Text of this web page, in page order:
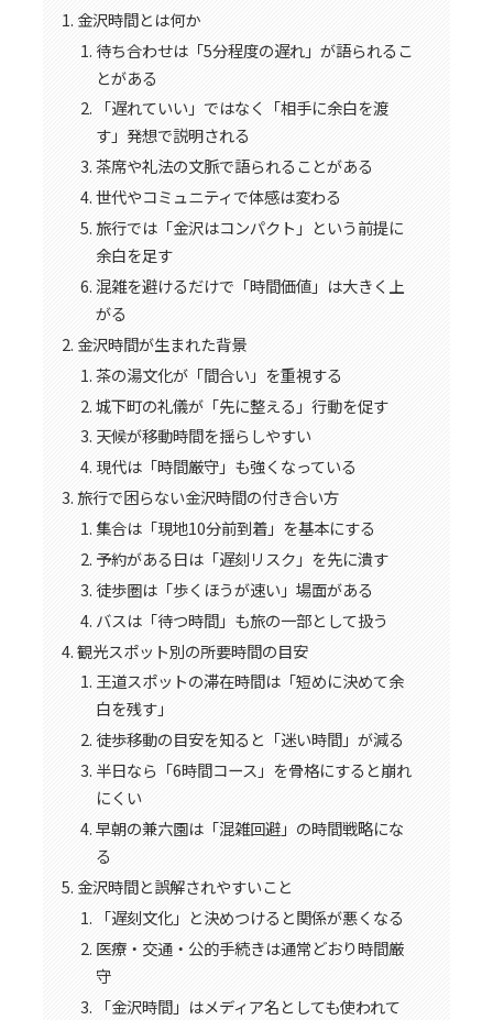
金沢時間とは何か
待ち合わせは「5分程度の遅れ」が語られるこ
とがある
「遅れていい」ではなく「相手に余白を渡
す」発想で説明される
茶席や礼法の文脈で語られることがある
世代やコミュニティで体感は変わる
旅行では「金沢はコンパクト」という前提に
余白を足す
混雑を避けるだけで「時間価値」は大きく上
がる
金沢時間が生まれた背景
茶の湯文化が「間合い」を重視する
城下町の礼儀が「先に整える」行動を促す
天候が移動時間を揺らしやすい
現代は「時間厳守」も強くなっている
旅行で困らない金沢時間の付き合い方
集合は「現地10分前到着」を基本にする
予約がある日は「遅刻リスク」を先に潰す
徒歩圏は「歩くほうが速い」場面がある
バスは「待つ時間」も旅の一部として扱う
観光スポット別の所要時間の目安
王道スポットの滞在時間は「短めに決めて余
白を残す」
徒歩移動の目安を知ると「迷い時間」が減る
半日なら「6時間コース」を骨格にすると崩れ
にくい
早朝の兼六園は「混雑回避」の時間戦略にな
る
金沢時間と誤解されやすいこと
「遅刻文化」と決めつけると関係が悪くなる
医療・交通・公的手続きは通常どおり時間厳
守
「金沢時間」はメディア名としても使われて